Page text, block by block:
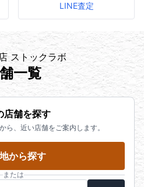
LINE査定
ストックラボ
一覧
店舗を探す
ら、近い店舗をご案内します。
から探す
または